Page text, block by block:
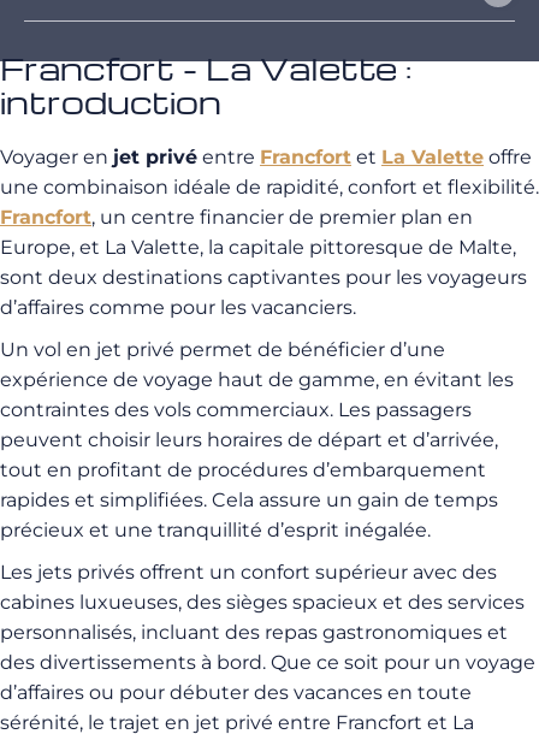
Francfort - La Valette :
introduction
Voyager en jet privé entre Francfort et La Valette offre
une combinaison idéale de rapidité, confort et flexibilité.
Francfort, un centre financier de premier plan en
Europe, et La Valette, la capitale pittoresque de Malte,
sont deux destinations captivantes pour les voyageurs
d’affaires comme pour les vacanciers.
Un vol en jet privé permet de bénéficier d’une
expérience de voyage haut de gamme, en évitant les
contraintes des vols commerciaux. Les passagers
peuvent choisir leurs horaires de départ et d’arrivée,
tout en profitant de procédures d’embarquement
rapides et simplifiées. Cela assure un gain de temps
précieux et une tranquillité d’esprit inégalée.
Les jets privés offrent un confort supérieur avec des
cabines luxueuses, des sièges spacieux et des services
personnalisés, incluant des repas gastronomiques et
des divertissements à bord. Que ce soit pour un voyage
d’affaires ou pour débuter des vacances en toute
sérénité, le trajet en jet privé entre Francfort et La